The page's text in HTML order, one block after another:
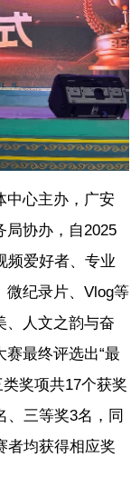
中心主办，广安
局协办，自2025
频爱好者、专业
微纪录片、Vlog等
、人文之韵与奋
最终评选出“最
类奖项共17个获奖
、三等奖3名，同
者均获得相应奖